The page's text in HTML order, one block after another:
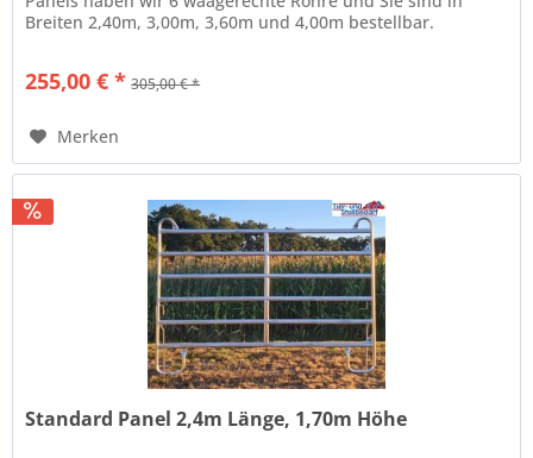
Breiten 2,40m, 3,00m, 3,60m und 4,00m bestellbar.
255,00 € * 305,00 € *
Merken
Standard Panel 2,4m Länge, 1,70m Höhe